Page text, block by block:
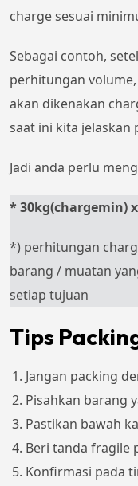
charge sesuai
Sebagai contoh,
perhitungan
akan dikenakan
saat ini kita jelaskan
Jadi anda perlu
* 30kg(chargemin) x
*) perhitungan
barang / muatan
setiap tujuan
Tips
Jangan packing
Pisahkan barang
Pastikan bawah
Beri tanda fragile
Konfirmasi pada